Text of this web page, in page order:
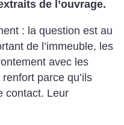
de l’ouvrage.
: la question est au
de l’immeuble, les
avec les
parce qu’ils
contact. Leur